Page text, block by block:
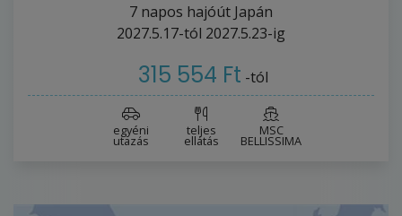
7 napos hajóút Japán
2027.5.17-tól 2027.5.23-ig
315 554 Ft -tól
egyéni
utazás
teljes
ellátás
MSC
BELLISSIMA